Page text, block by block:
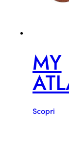
MY
Scopri